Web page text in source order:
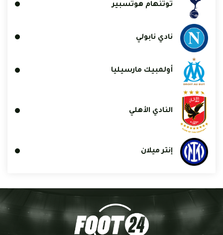
توتنهام هوتسبير
نادي نابولي
أولمبيك مارسيليا
النادي الأهلي
إنتر ميلان